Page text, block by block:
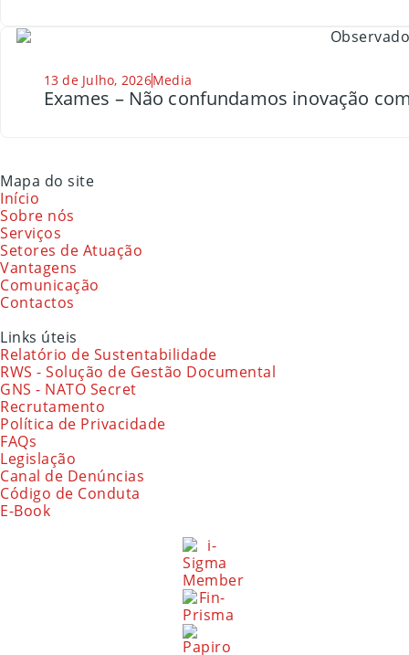
13 de Julho, 2026Media
Exames – Não confundamos inovação
Mapa do site
Início
Sobre nós
Serviços
Setores de Atuação
Vantagens
Comunicação
Contactos
Links úteis
Relatório de Sustentabilidade
RWS - Solução de Gestão Documental
GNS - NATO Secret
Recrutamento
Política de Privacidade
FAQs
Legislação
Canal de Denúncias
Código de Conduta
E-Book